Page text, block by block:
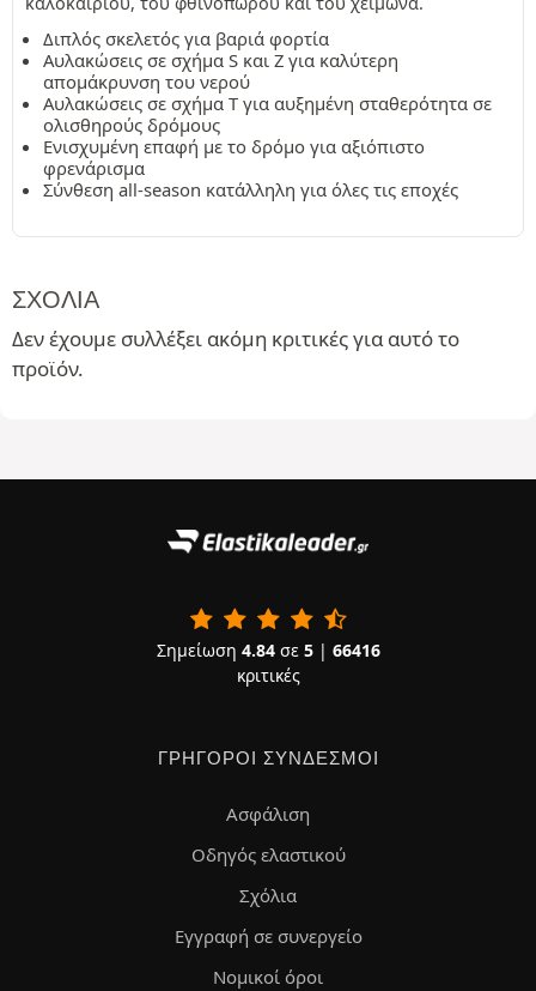
Διπλός σκελετός για βαριά φορτία
Αυλακώσεις σε σχήμα S και Z για καλύτερη
απομάκρυνση του νερού
Αυλακώσεις σε σχήμα T για αυξημένη σταθερότητα σε
ολισθηρούς δρόμους
Ενισχυμένη επαφή με το δρόμο για αξιόπιστο
φρενάρισμα
Σύνθεση all-season κατάλληλη για όλες τις εποχές
ΣΧΌΛΙΑ
Δεν έχουμε συλλέξει ακόμη κριτικές για αυτό το
προϊόν.
Σημείωση 4.84σε 5| 66416
κριτικές
ΓΡΉΓΟΡΟΙ ΣΎΝΔΕΣΜΟΙ
Ασφάλιση
Οδηγός ελαστικού
Σχόλια
Εγγραφή σε συνεργείο
Νομικοί όροι